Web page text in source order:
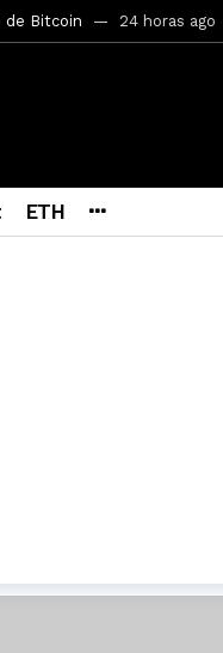
de Bitcoin 24 horas ago
Act passage
fraude
ETH